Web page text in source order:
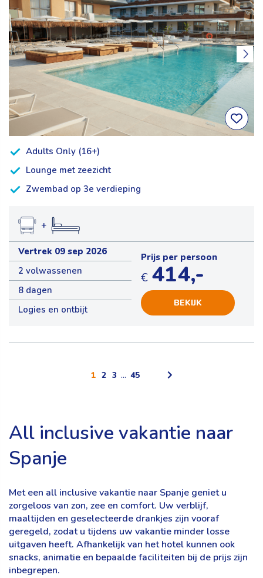
Adults Only (16+)
Lounge met zeezicht
Zwembad op 3e verdieping
+
Vertrek 09 sep 2026
2 volwassenen
8 dagen
Logies en ontbijt
Prijs per persoon
€ 414,-
BEKIJK
1 2 3 ... 45
All inclusive vakantie naar
Spanje
Met een all inclusive vakantie naar Spanje geniet u
zorgeloos van zon, zee en comfort. Uw verblijf,
maaltijden en geselecteerde drankjes zijn vooraf
geregeld, zodat u tijdens uw vakantie minder losse
uitgaven heeft. Afhankelijk van het hotel kunnen ook
snacks, animatie en bepaalde faciliteiten bij de prijs zijn
inbegrepen.